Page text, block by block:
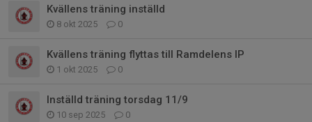
Kvällens träning inställd
8 okt 2025 0
Kvällens träning flyttas till Ramdelens IP
1 okt 2025 0
Inställd träning torsdag 11/9
10 sep 2025 0